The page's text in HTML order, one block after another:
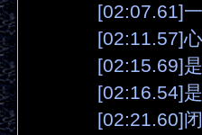
[02:07.61]
[02:11.57]
[02:15.69]
[02:16.54]
[02:21.60]